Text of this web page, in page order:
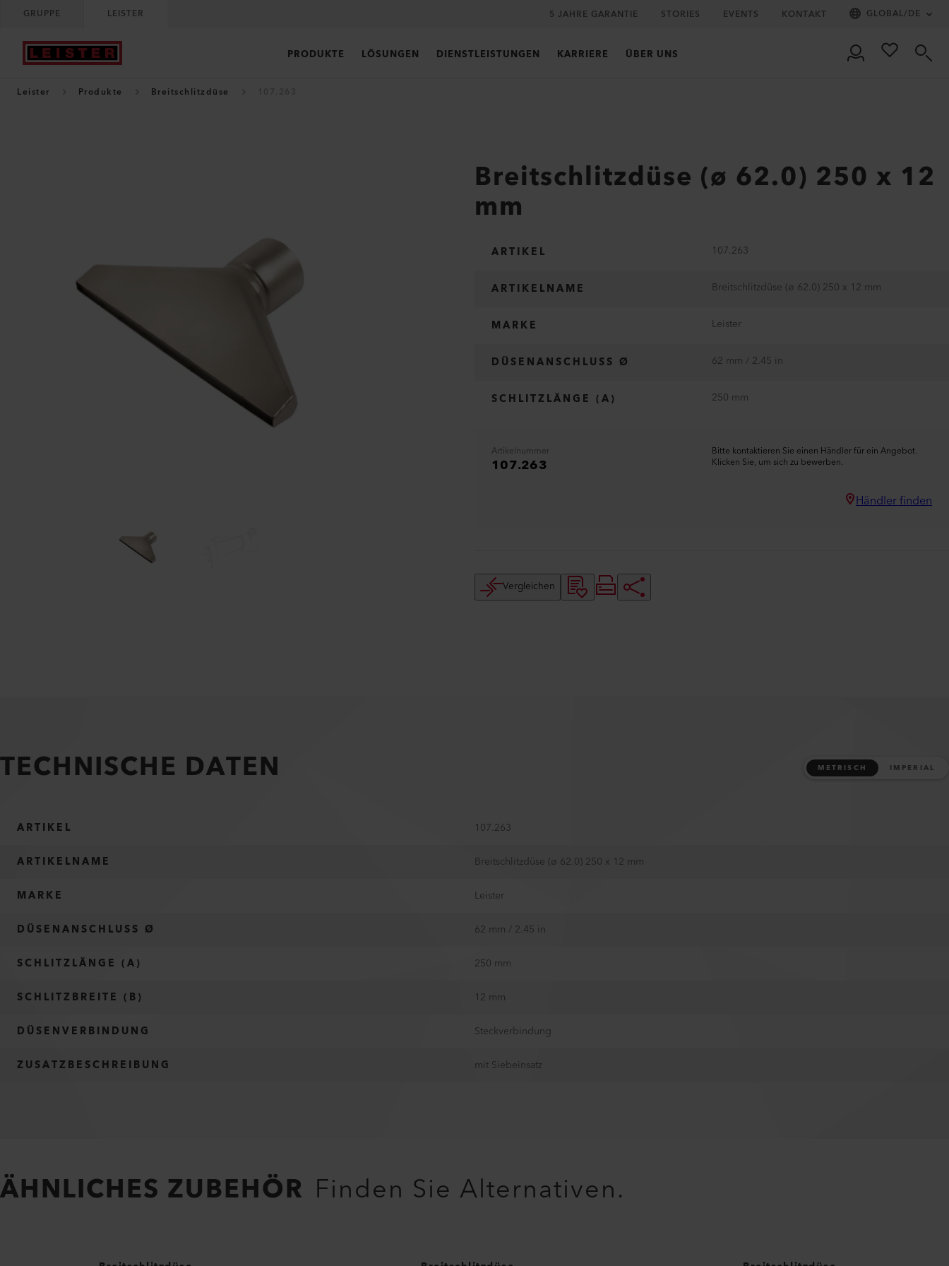
GRUPPE LEISTER 5 JAHRE GARANTIE STORIES EVENTS KONTAKT GLOBAL/DE
PRODUKTE LÖSUNGEN DIENSTLEISTUNGEN KARRIERE ÜBER UNS
Leister Produkte Breitschlitzdüse
Breitschlitzdüse (ø 62.0) 250 x 12
mm
ARTIKEL 107.263
ARTIKELNAME Breitschlitzdüse (ø 62.0) 250 x 12 mm
MARKE Leister
DÜSENANSCHLUSS Ø 62 mm / 2.45 in
SCHLITZLÄNGE (A) 250 mm
Artikelnummer
107.263
Bitte kontaktieren Sie einen Händler für ein Angebot.
Klicken Sie, um sich zu bewerben.
Händler finden
Vergleichen
TECHNISCHE DATEN METRISCH IMPERIAL
ARTIKEL
107.263
ARTIKELNAME
Breitschlitzdüse (ø 62.0) 250 x 12 mm
MARKE
Leister
DÜSENANSCHLUSS Ø
62 mm / 2.45 in
SCHLITZLÄNGE (A)
250 mm
SCHLITZBREITE (B)
12 mm
DÜSENVERBINDUNG
Steckverbindung
ZUSATZBESCHREIBUNG
mit Siebeinsatz
ÄHNLICHES ZUBEHÖR Finden Sie Alternativen.